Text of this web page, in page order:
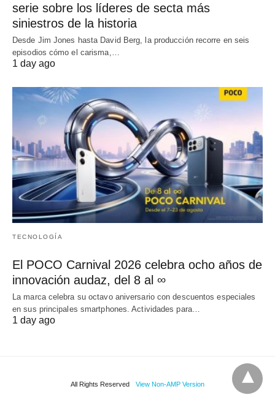
serie sobre los líderes de secta más
siniestros de la historia
Desde Jim Jones hasta David Berg, la producción recorre en seis
episodios cómo el carisma,…
1 day ago
TECNOLOGÍA
El POCO Carnival 2026 celebra ocho años de
innovación audaz, del 8 al ∞
La marca celebra su octavo aniversario con descuentos especiales
en sus principales smartphones. Actividades para…
1 day ago
All Rights Reserved View Non-AMP Version